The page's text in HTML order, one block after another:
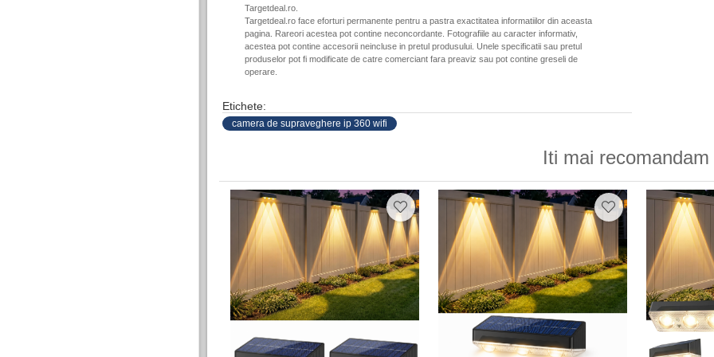
Targetdeal.ro.
Targetdeal.ro face eforturi permanente pentru a pastra exactitatea informatiilor din aceasta
pagina. Rareori acestea pot contine neconcordante. Fotografiile au caracter informativ,
acestea pot contine accesorii neincluse in pretul produsului. Unele specificatii sau pretul
produselor pot fi modificate de catre comerciant fara preaviz sau pot contine greseli de
operare.
Etichete:
camera de supraveghere ip 360 wifi
Iti mai recomandam